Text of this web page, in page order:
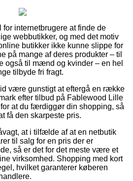
for internetbrugere at finde de
webbutikker, og med det motiv
butikker ikke kunne slippe for
på mange af deres produkter – til
også til mænd og kvinder – en hel
tilbyde fri fragt.
være gunstigt at eftergå en række
efter tilbud på Fablewood Lille
at du færdiggør din shopping, så
få den skarpeste pris.
at i tilfælde af at en netbutik
til salg for en pris der er
så er det for det meste være et
virksomhed. Shopping med kort
hvilket garanterer køberen